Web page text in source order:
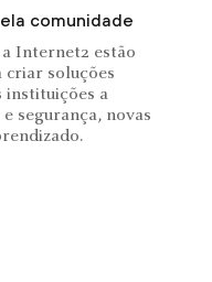
comunidade
Internet2 estão
criar soluções
instituições a
segurança, novas